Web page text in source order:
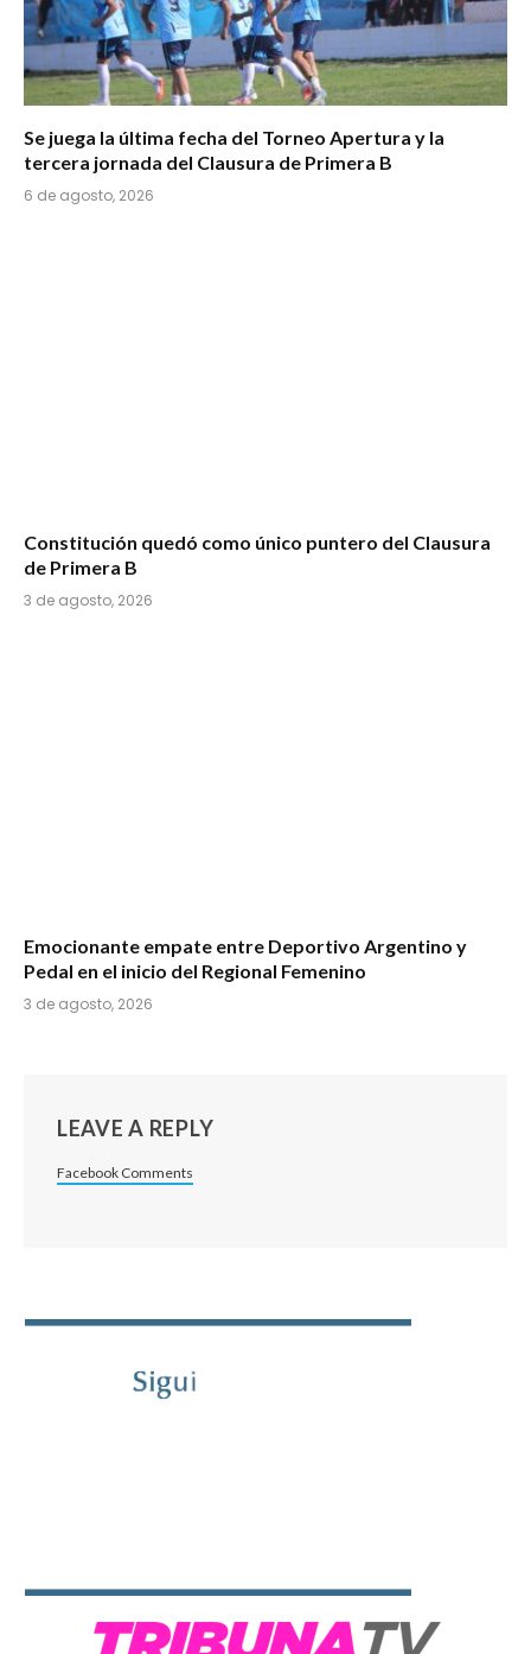
Se juega la última fecha del Torneo Apertura y la
tercera jornada del Clausura de Primera B
6 de agosto, 2026
Constitución quedó como único puntero del Clausura
de Primera B
3 de agosto, 2026
Emocionante empate entre Deportivo Argentino y
Pedal en el inicio del Regional Femenino
3 de agosto, 2026
LEAVE A REPLY
Facebook Comments